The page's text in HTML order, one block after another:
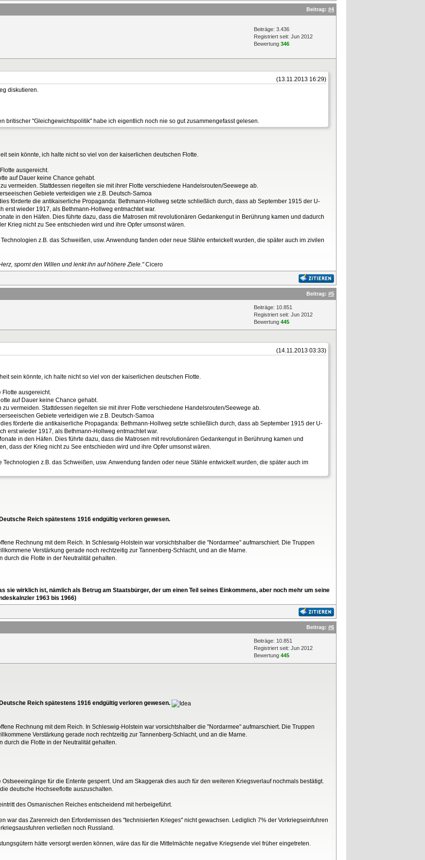
Beitrag: #4
Beiträge: 3.436
Registriert seit: Jun 2012
Bewertung 346
(13.11.2013 16:29)
diskutieren.
britischer "Gleichgewichtspolitik" habe ich eigentlich noch nie so gut zusammengefasst gelesen.
sein könnte, ich halte nicht so viel von der kaiserlichen deutschen Flotte.
ausgereicht.
auf Dauer keine Chance gehabt.
vermeiden. Stattdessen riegelten sie mit ihrer Flotte verschiedene Handelsrouten/Seewege ab.
Gebiete verteidigen wie z.B. Deutsch-Samoa
förderte die antikaiserliche Propaganda: Bethmann-Hollweg setzte schließlich durch, dass ab September 1915 der U-
erst wieder 1917, als Bethmann-Hollweg entmachtet war.
in den Häfen. Dies führte dazu, dass die Matrosen mit revolutionären Gedankengut in Berührung kamen und dadurch
Krieg nicht zu See entschieden wird und ihre Opfer umsonst wären.
z.B. das Schweißen, usw. Anwendung fanden oder neue Stähle entwickelt wurden, die später auch im zivilen
spornt den Willen und lenkt ihn auf höhere Ziele."Cicero
Beitrag: #5
Beiträge: 10.851
Registriert seit: Jun 2012
Bewertung 445
(14.11.2013 03:33)
sein könnte, ich halte nicht so viel von der kaiserlichen deutschen Flotte.
Flotte ausgereicht.
auf Dauer keine Chance gehabt.
vermeiden. Stattdessen riegelten sie mit ihrer Flotte verschiedene Handelsrouten/Seewege ab.
Gebiete verteidigen wie z.B. Deutsch-Samoa
förderte die antikaiserliche Propaganda: Bethmann-Hollweg setzte schließlich durch, dass ab September 1915 der U-
erst wieder 1917, als Bethmann-Hollweg entmachtet war.
in den Häfen. Dies führte dazu, dass die Matrosen mit revolutionären Gedankengut in Berührung kamen und
dass der Krieg nicht zu See entschieden wird und ihre Opfer umsonst wären.
z.B. das Schweißen, usw. Anwendung fanden oder neue Stähle entwickelt wurden, die später auch im
Reich spätestens 1916 endgültig verloren gewesen.
Rechnung mit dem Reich. In Schleswig-Holstein war vorsichtshalber die "Nordarmee" aufmarschiert. Die Truppen
Verstärkung gerade noch rechtzeitig zur Tannenberg-Schlacht, und an die Marne.
durch die Flotte in der Neutralität gehalten.
sie wirklich ist, nämlich als Betrug am Staatsbürger, der um einen Teil seines Einkommens, aber noch mehr um seine
1963 bis 1966)
Beitrag: #6
Beiträge: 10.851
Registriert seit: Jun 2012
Bewertung 445
Reich spätestens 1916 endgültig verloren gewesen.
Rechnung mit dem Reich. In Schleswig-Holstein war vorsichtshalber die "Nordarmee" aufmarschiert. Die Truppen
Verstärkung gerade noch rechtzeitig zur Tannenberg-Schlacht, und an die Marne.
durch die Flotte in der Neutralität gehalten.
für die Entente gesperrt. Und am Skaggerak dies auch für den weiteren Kriegsverlauf nochmals bestätigt.
deutsche Hochseeflotte auszuschalten.
des Osmanischen Reiches entscheidend mit herbeigeführt.
war das Zarenreich den Erfordernissen des "technisierten Krieges" nicht gewachsen. Lediglich 7% der Vorkriegseinfuhren
verließen noch Russland.
hätte versorgt werden können, wäre das für die Mittelmächte negative Kriegsende viel früher eingetreten.